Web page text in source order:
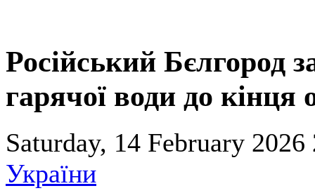
Російський Бєлгород
гарячої води до
Saturday, 14 February
України